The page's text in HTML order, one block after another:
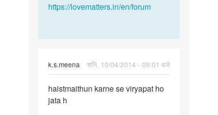
https://lovematters.in/en/forum
k.s.meena
शनि, 10/04/2014 - 09:01 बजे
haistmaithun
karne
haistmaithun karne se viryapat ho
jata h